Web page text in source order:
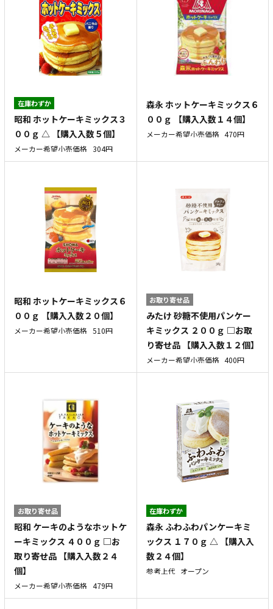
在庫わずか
昭和 ホットケーキミックス３
００ｇ △ 【購入入数５個】
メーカー希望小売価格 304円
森永 ホットケーキミックス６
００ｇ 【購入入数１４個】
メーカー希望小売価格 470円
昭和 ホットケーキミックス６
００ｇ 【購入入数２０個】
メーカー希望小売価格 510円
お取り寄せ品
みたけ 砂糖不使用パンケー
キミックス ２００ｇ □お取
り寄せ品 【購入入数１２個】
メーカー希望小売価格 400円
お取り寄せ品
昭和 ケーキのようなホットケ
ーキミックス ４００ｇ □お
取り寄せ品 【購入入数２４
個】
メーカー希望小売価格 479円
在庫わずか
森永 ふわふわパンケーキミ
ックス １７０ｇ △ 【購入入
数２４個】
参考上代 オープン